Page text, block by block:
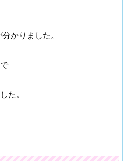
かりました。
た。